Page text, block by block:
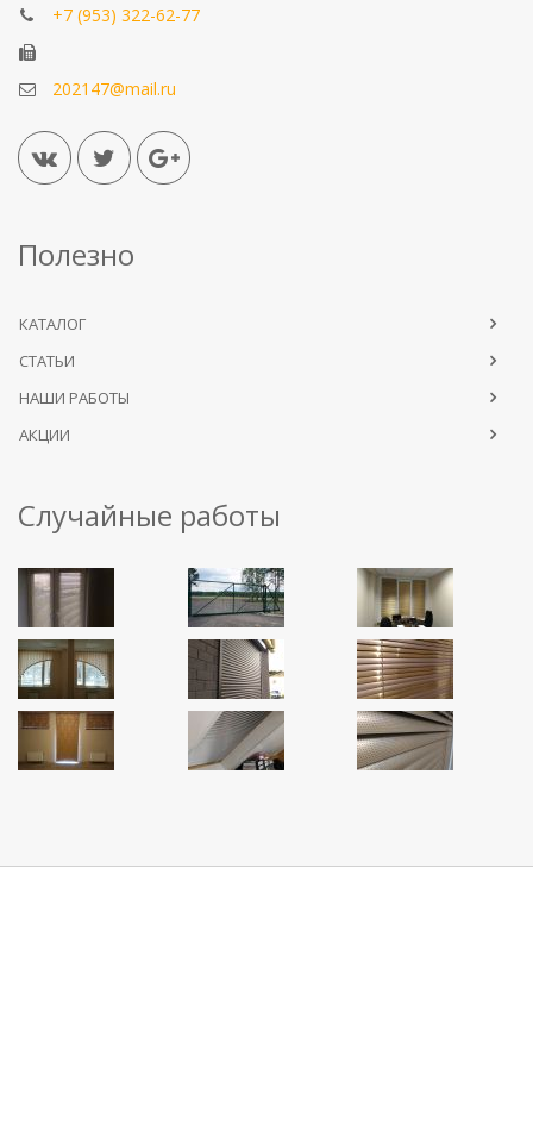
+7 (953) 322-62-77
202147@mail.ru
Полезно
КАТАЛОГ
СТАТЬИ
НАШИ РАБОТЫ
АКЦИИ
Случайные работы